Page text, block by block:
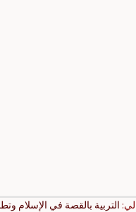
التربية بالقصة في الإسلام